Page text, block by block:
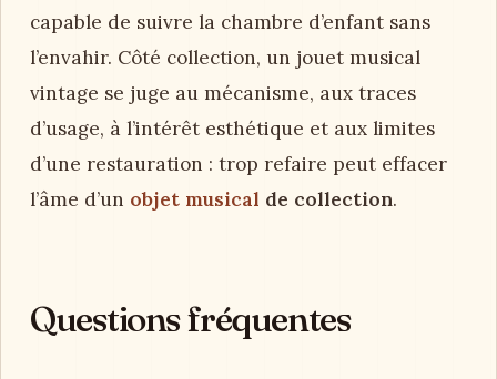
capable de suivre la chambre d’enfant sans
l’envahir. Côté collection, un jouet musical
vintage se juge au mécanisme, aux traces
d’usage, à l’intérêt esthétique et aux limites
d’une restauration : trop refaire peut effacer
l’âme d’un objet musical de collection.
Questions fréquentes